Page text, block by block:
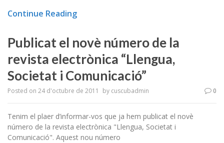
Continue Reading
Publicat el novè número de la
revista electrònica “Llengua,
Societat i Comunicació”
Posted on 24 d'octubre de 2011 by cuscubadmin 0
Tenim el plaer d’informar-vos que ja hem publicat el novè
número de la revista electrònica "Llengua, Societat i
Comunicació". Aquest nou número